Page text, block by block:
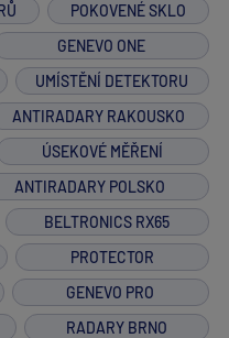
POKOVENÉ SKLO
GENEVO ONE
UMÍSTĚNÍ DETEKTORU
ANTIRADARY RAKOUSKO
ÚSEKOVÉ MĚŘENÍ
ANTIRADARY POLSKO
BELTRONICS RX65
PROTECTOR
GENEVO PRO
RADARY BRNO